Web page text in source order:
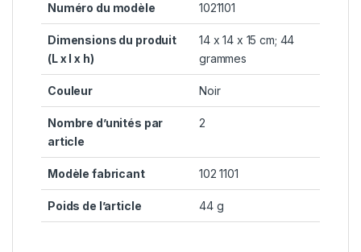
Numéro du modèle 1021101
Dimensions du produit
(L x l x h)
14 x 14 x 15 cm; 44
grammes
Couleur Noir
Nombre d’unités par
article
2
Modèle fabricant 102 1101
Poids de l’article 44 g